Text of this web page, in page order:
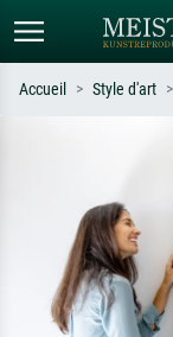
Recherchez par artiste,
ex. Monet, Nuit
impressionnisme,
nu.
Accueil Style d'art